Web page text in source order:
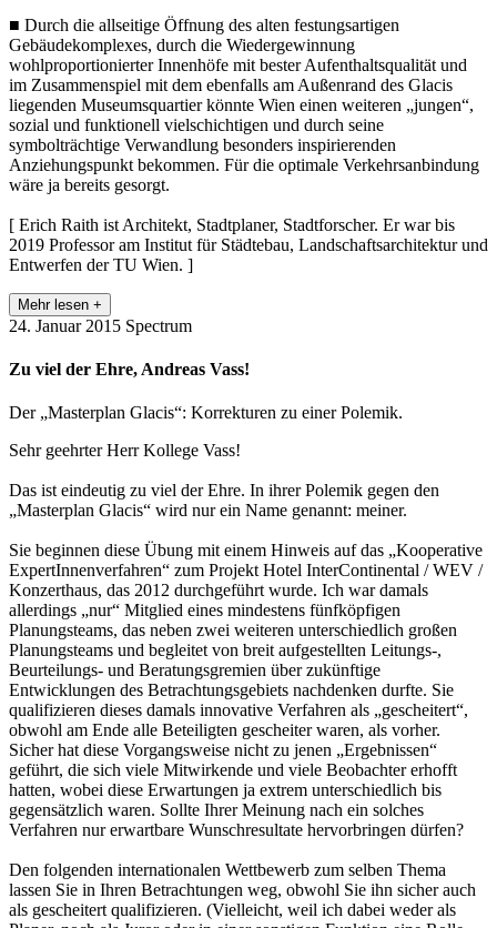
■ Durch die allseitige Öffnung des alten festungsartigen
Gebäudekomplexes, durch die Wiedergewinnung
wohlproportionierter Innenhöfe mit bester Aufenthaltsqualität und
im Zusammenspiel mit dem ebenfalls am Außenrand des Glacis
liegenden Museumsquartier könnte Wien einen weiteren „jungen“,
sozial und funktionell vielschichtigen und durch seine
symbolträchtige Verwandlung besonders inspirierenden
Anziehungspunkt bekommen. Für die optimale Verkehrsanbindung
wäre ja bereits gesorgt.
[ Erich Raith ist Architekt, Stadtplaner, Stadtforscher. Er war bis
2019 Professor am Institut für Städtebau, Landschaftsarchitektur und
Entwerfen der TU Wien. ]
Mehr lesen +
24. Januar 2015 Spectrum
Zu viel der Ehre, Andreas Vass!
Der „Masterplan Glacis“: Korrekturen zu einer Polemik.
Sehr geehrter Herr Kollege Vass!
Das ist eindeutig zu viel der Ehre. In ihrer Polemik gegen den
„Masterplan Glacis“ wird nur ein Name genannt: meiner.
Sie beginnen diese Übung mit einem Hinweis auf das „Kooperative
ExpertInnenverfahren“ zum Projekt Hotel InterContinental / WEV /
Konzerthaus, das 2012 durchgeführt wurde. Ich war damals
allerdings „nur“ Mitglied eines mindestens fünfköpfigen
Planungsteams, das neben zwei weiteren unterschiedlich großen
Planungsteams und begleitet von breit aufgestellten Leitungs-,
Beurteilungs- und Beratungsgremien über zukünftige
Entwicklungen des Betrachtungsgebiets nachdenken durfte. Sie
qualifizieren dieses damals innovative Verfahren als „gescheitert“,
obwohl am Ende alle Beteiligten gescheiter waren, als vorher.
Sicher hat diese Vorgangsweise nicht zu jenen „Ergebnissen“
geführt, die sich viele Mitwirkende und viele Beobachter erhofft
hatten, wobei diese Erwartungen ja extrem unterschiedlich bis
gegensätzlich waren. Sollte Ihrer Meinung nach ein solches
Verfahren nur erwartbare Wunschresultate hervorbringen dürfen?
Den folgenden internationalen Wettbewerb zum selben Thema
lassen Sie in Ihren Betrachtungen weg, obwohl Sie ihn sicher auch
als gescheitert qualifizieren. (Vielleicht, weil ich dabei weder als